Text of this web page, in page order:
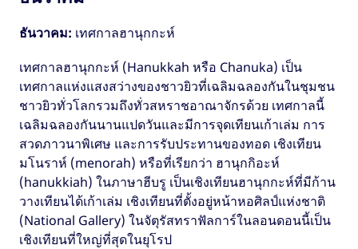
ธันวาคม: เทศกาลฮานุกกะห์
เทศกาลฮานุกกะห์ (Hanukkah หรือ Chanuka) เป็น
เทศกาลแห่งแสงสว่างของชาวยิวที่เฉลิมฉลองกันในชุมชน
ชาวยิวทั่วโลกรวมถึงทั่วสหราชอาณาจักรด้วย เทศกาลนี้
เฉลิมฉลองกันนานแปดวันและมีการจุดเทียนเก้าเล่ม การ
สวดภาวนาพิเศษ และการรับประทานของทอด เชิงเทียน
มโนราห์ (menorah) หรือที่เรียกว่า ฮานุกกิอะห์
(hanukkiah) ในภาษาฮีบรู เป็นเชิงเทียนฮานุกกะห์ที่มีก้าน
วางเทียนได้เก้าเล่ม เชิงเทียนที่ตั้งอยู่หน้าหอศิลป์แห่งชาติ
(National Gallery) ในจัตุรัสทราฟัลการ์ในลอนดอนนี้เป็น
เชิงเทียนที่ใหญ่ที่สุดในยุโรป